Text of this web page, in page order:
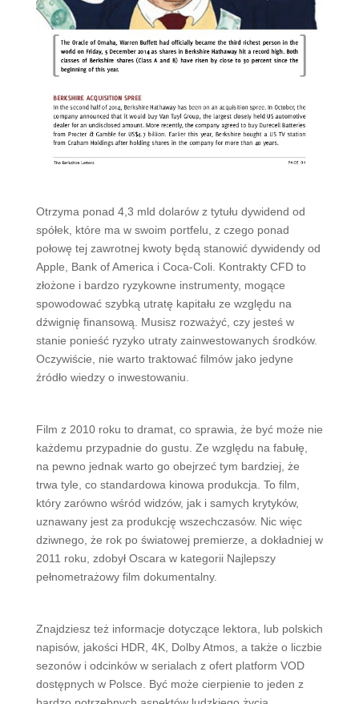
Otrzyma ponad 4,3 mld dolarów z tytułu dywidend od
spółek, które ma w swoim portfelu, z czego ponad
połowę tej zawrotnej kwoty będą stanowić dywidendy od
Apple, Bank of America i Coca-Coli. Kontrakty CFD to
złożone i bardzo ryzykowne instrumenty, mogące
spowodować szybką utratę kapitału ze względu na
dźwignię finansową. Musisz rozważyć, czy jesteś w
stanie ponieść ryzyko utraty zainwestowanych środków.
Oczywiście, nie warto traktować filmów jako jedyne
źródło wiedzy o inwestowaniu.
Film z 2010 roku to dramat, co sprawia, że być może nie
każdemu przypadnie do gustu. Ze względu na fabułę,
na pewno jednak warto go obejrzeć tym bardziej, że
trwa tyle, co standardowa kinowa produkcja. To film,
który zarówno wśród widzów, jak i samych krytyków,
uznawany jest za produkcję wszechczasów. Nic więc
dziwnego, że rok po światowej premierze, a dokładniej w
2011 roku, zdobył Oscara w kategorii Najlepszy
pełnometrażowy film dokumentalny.
Znajdziesz też informacje dotyczące lektora, lub polskich
napisów, jakości HDR, 4K, Dolby Atmos, a także o liczbie
sezonów i odcinków w serialach z ofert platform VOD
dostępnych w Polsce. Być może cierpienie to jeden z